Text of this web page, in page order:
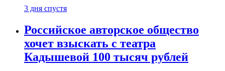
3 дня спустя
Российское авторское общество
хочет взыскать с театра
Кадышевой 100 тысяч рублей